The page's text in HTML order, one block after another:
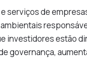
serviços de
investidores estão
governança,